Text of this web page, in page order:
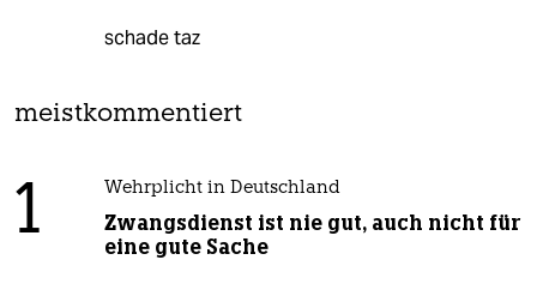
schade taz
meistkommentiert
1 Wehrplicht in Deutschland
Zwangsdienst ist nie gut, auch nicht für
eine gute Sache